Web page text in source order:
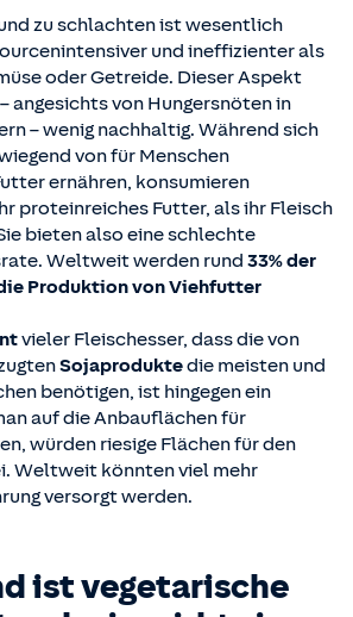
zu schlachten ist wesentlich
und ineffizienter als
oder Getreide. Dieser Aspekt
angesichts von Hungersnöten in
– wenig nachhaltig. Während sich
von für Menschen
ernähren, konsumieren
proteinreiches Futter, als ihr Fleisch
bieten also eine schlechte
Weltweit werden rund 33% der
Produktion von Viehfutter
vieler Fleischesser, dass die von
Sojaproduktedie meisten und
benötigen, ist hingegen ein
auf die Anbauflächen für
würden riesige Flächen für den
Weltweit könnten viel mehr
versorgt werden.
ist vegetarische